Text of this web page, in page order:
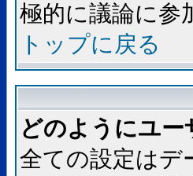
極的に議論に参
トップに戻る
どのようにユ
全ての設定はデ